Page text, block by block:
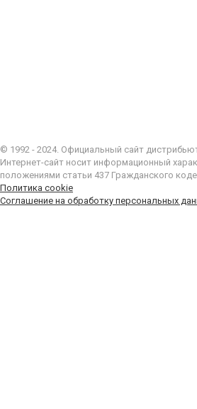
© 1992 - 2024. Официальный сайт
Интернет-сайт носит информационный
положениями статьи 437 Гражданского
Политика cookie
Соглашение на обработку персональных